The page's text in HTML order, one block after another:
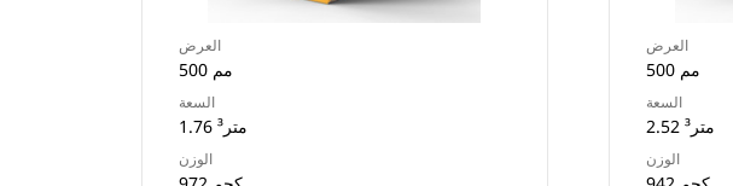
العرض
500 مم
السعة
1.76 متر³
الوزن
العرض
500 مم
السعة
2.52 متر³
الوزن